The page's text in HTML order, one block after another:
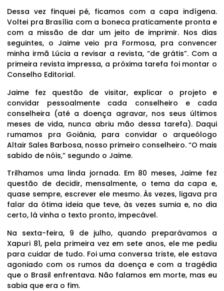
Dessa vez finquei pé, ficamos com a capa indígena.
Voltei pra Brasília com a boneca praticamente pronta e
com a missão de dar um jeito de imprimir. Nos dias
seguintes, o Jaime veio pra Formosa, pra convencer
minha irmã Lúcia a revisar a revista, “de grátis”. Com a
primeira revista impressa, a próxima tarefa foi montar o
Conselho Editorial.
Jaime fez questão de visitar, explicar o projeto e
convidar pessoalmente cada conselheiro e cada
conselheira (até a doença agravar, nos seus últimos
meses de vida, nunca abriu mão dessa tarefa). Daqui
rumamos pra Goiânia, para convidar o arqueólogo
Altair Sales Barbosa, nosso primeiro conselheiro. “O mais
sabido de nóis,” segundo o Jaime.
Trilhamos uma linda jornada. Em 80 meses, Jaime fez
questão de decidir, mensalmente, o tema da capa e,
quase sempre, escrever ele mesmo. Às vezes, ligava pra
falar da ótima ideia que teve, às vezes sumia e, no dia
certo, lá vinha o texto pronto, impecável.
Na sexta-feira, 9 de julho, quando preparávamos a
Xapuri 81, pela primeira vez em sete anos, ele me pediu
para cuidar de tudo. Foi uma conversa triste, ele estava
agoniado com os rumos da doença e com a tragédia
que o Brasil enfrentava. Não falamos em morte, mas eu
sabia que era o fim.